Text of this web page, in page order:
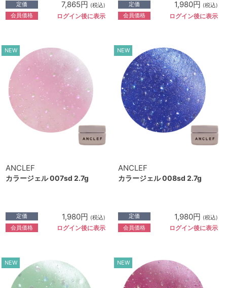
定価 7,865円 (税込)
会員価格 ログイン後に表示
定価 1,980円 (税込)
会員価格 ログイン後に表示
NEW
ANCLEF
カラージェル 007sd 2.7g
定価 1,980円 (税込)
会員価格 ログイン後に表示
NEW
ANCLEF
カラージェル 008sd 2.7g
定価 1,980円 (税込)
会員価格 ログイン後に表示
NEW NEW